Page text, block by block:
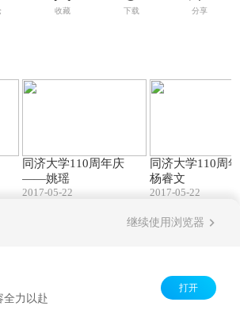
收藏 下载 分享
同济大学110周年庆
——姚瑶
2017-05-22
同济大学110周
杨睿文
2017-05-22
继续使用浏览器
全力以赴
打开